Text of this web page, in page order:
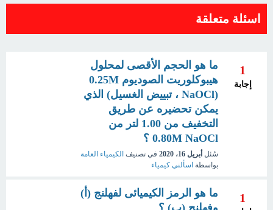
اسئلة متعلقة
1
إجابة
ما هو الحجم الأقصى لمحلول
هيبوكلوريت الصوديوم 0.25M
(NaOCl ، تبييض الغسيل) الذي
يمكن تحضيره عن طريق
التخفيف من 1.00 لتر من
0.80M NaOCl ؟
سُئل أبريل 16، 2020 في تصنيف الكيمياء العامة
بواسطة اسألني كيمياء
1
ما هو الرمز الكيميائى لفهلنج (أ)